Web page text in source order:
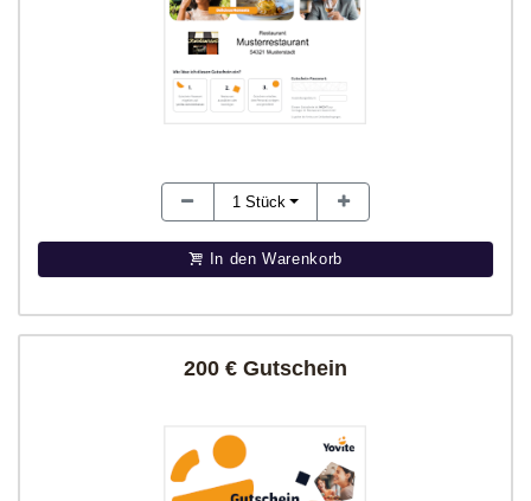
1 Stück
In den Warenkorb
200 € Gutschein